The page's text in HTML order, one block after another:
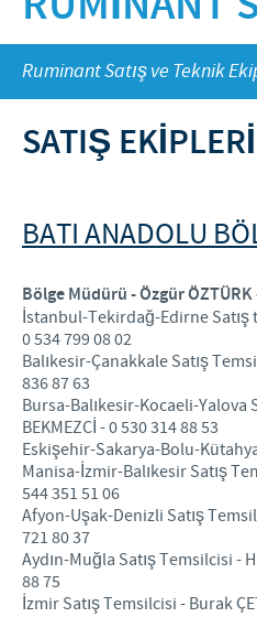
Kalite Politikamız
Ar & Ge
Dünyada Ceva
Küçükbaş
Pet
Mutlu İnsanlar ve
Ticari ve Bilimsel
İNSAN
Kişisel Gelişim
İş Alanlarımız
İLETİŞİM VE
İŞLEMLERİ
İletişim Formu
Ruminant Saha Ekibi
Kişisel Veri İşlemleri :
Kişisel Veri İşlemleri :
Kişisel Veri İşlemleri :
Kişisel Veri İşlemleri :
Aydınlatma Metni
Ruminant Satış ve Teknik
SATIŞ
BATI ANADOLU
Bölge Müdürü - Özgür ÖZTÜRK
İstanbul-Tekirdağ-Edirne Satış
0 534 799 08 02
Balıkesir-Çanakkale Satış
836 87 63
Bursa-Balıkesir-Kocaeli-Yalova
BEKMEZCİ - 0 530 314 88 53
Eskişehir-Sakarya-Bolu-
Manisa-İzmir-Balıkesir Satış
544 351 51 06
Afyon-Uşak-Denizli Satış
721 80 37
Aydın-Muğla Satış Temsilcisi -
88 75
İzmir Satış Temsilcisi - Burak